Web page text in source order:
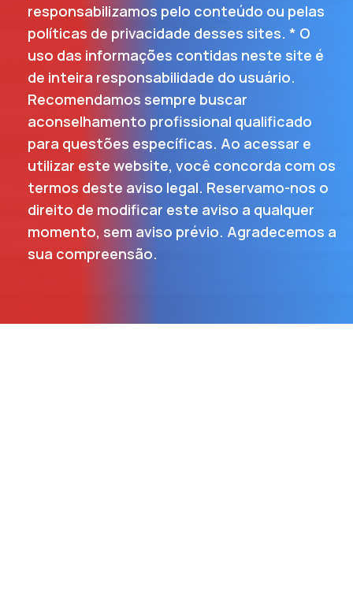
responsabilizamos pelo conteúdo ou pelas
políticas de privacidade desses sites. * O
uso das informações contidas neste site é
de inteira responsabilidade do usuário.
Recomendamos sempre buscar
aconselhamento profissional qualificado
para questões específicas. Ao acessar e
utilizar este website, você concorda com os
termos deste aviso legal. Reservamo-nos o
direito de modificar este aviso a qualquer
momento, sem aviso prévio. Agradecemos a
sua compreensão.